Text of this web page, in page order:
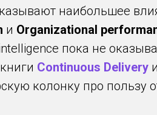
наибольшее
и Organizational
пока не
Continuous Delivery
колонку про пользу